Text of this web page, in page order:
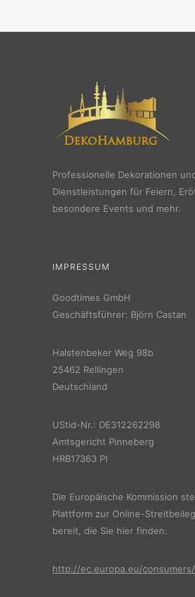
Professionelle Dekorationen
Dienstleistungen für Feiern,
besondere Events und mehr.
IMPRESSUM
Goodtimes GmbH
Geschäftsführer: Björn Castan
Halstenbeker Weg 98b
25462 Rellingen
Deutschland
UStid-Nr.: DE312262298
Amtsgericht Pinneberg
HRB17363 PI
Die Europäische Kommission
Plattform zur Online-
bereit, die Sie hier finden:
http://ec.europa.eu/